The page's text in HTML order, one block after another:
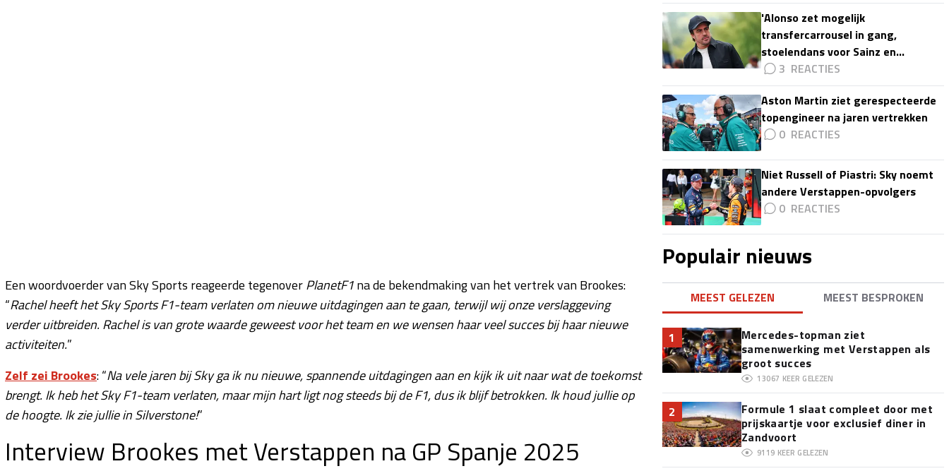
Een woordvoerder van Sky Sports reageerde tegenoverPlanetF1na de bekendmaking van het vertrek van Brookes:
“Rachel heeft het Sky Sports F1-team verlaten om nieuwe uitdagingen aan te gaan, terwijl wij onze verslaggeving
verder uitbreiden. Rachel is van grote waarde geweest voor het team en we wensen haar veel succes bij haar nieuwe
activiteiten.”
Zelf zei Brookes: “Na vele jaren bij Sky ga ik nu nieuwe, spannende uitdagingen aan en kijk ik uit naar wat de toekomst
brengt. Ik heb het Sky F1-team verlaten, maar mijn hart ligt nog steeds bij de F1, dus ik blijf betrokken. Ik houd jullie op
de hoogte. Ik zie jullie in Silverstone!”
Interview Brookes met Verstappen na GP Spanje 2025
'Alonso zet mogelijk
transfercarrousel in gang,
stoelendans voor Sainz en
Colapinto'
3
Aston Martin ziet gerespecteerde
topengineer na jaren vertrekken
0
Niet Russell of Piastri: Sky noemt
andere Verstappen-opvolgers
0
Populair nieuws
MEEST GELEZEN MEEST BESPROKEN
1
Mercedes-topman ziet
samenwerking met Verstappen als
groot succes
13067 KEER GELEZEN
2
Formule 1 slaat compleet door met
prijskaartje voor exclusief diner in
Zandvoort
9119 KEER GELEZEN